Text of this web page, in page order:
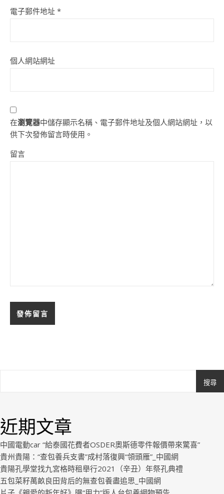
電子郵件地址 *
個人網站網址
在瀏覽器中儲存顯示名稱、電子郵件地址及個人網站網址，以
供下次發佈留言時使用。
留言
搜尋
近期文章
中國電動car “給泰國花費者OSDER奧斯德零件報價帶來驚喜”
貴州貴陽：“查包養兵支書”成村落復興“領頭雁”_中國網
貴陽孔學堂找九宮格時租舉行2021（辛丑）年祭孔典禮
五包菜籽萬畝良田背后的無查包養盡追思_中國網
Royal.